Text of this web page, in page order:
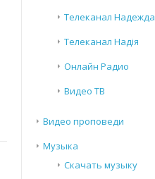
Телеканал Надежда
Телеканал Надія
Онлайн Радио
Видео ТВ
Видео проповеди
Музыка
Скачать музыку